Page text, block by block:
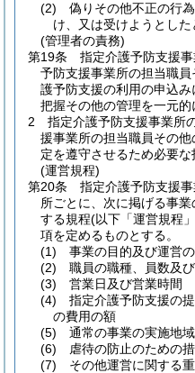
(2)
偽りその他不正の行
け、又は受けようとした
(管理者の責務)
第19条
指定介護予防支援
予防支援事業所の担当職
護予防支援の利用の申込
把握その他の管理を一元的
2
指定介護予防支援事業所
援事業所の担当職員その
定を遵守させるため必要な
(運営規程)
第20条
指定介護予防支援
所ごとに、次に掲げる事
する規程(以下「運営規程
項を定めるものとする。
(1)
事業の目的及び運営
(2)
職員の職種、員数及
(3)
営業日及び営業時間
(4)
指定介護予防支援の
の費用の額
(5)
通常の事業の実施地域
(6)
虐待の防止のための
(7)
その他運営に関する